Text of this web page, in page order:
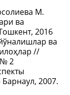
М.
ва
2016
ва
//
2
2007.